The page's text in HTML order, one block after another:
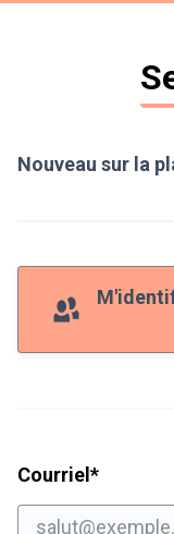
Nouveau sur la
Courriel *Champ